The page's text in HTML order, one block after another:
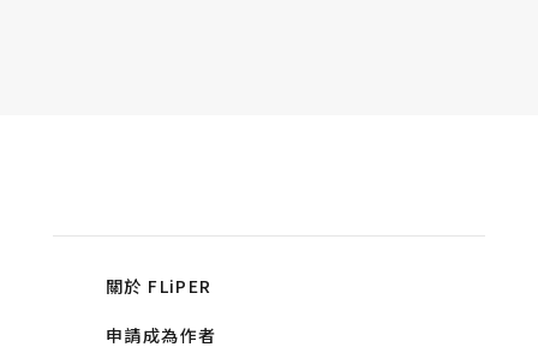
關於 FLiPER
申請成為作者